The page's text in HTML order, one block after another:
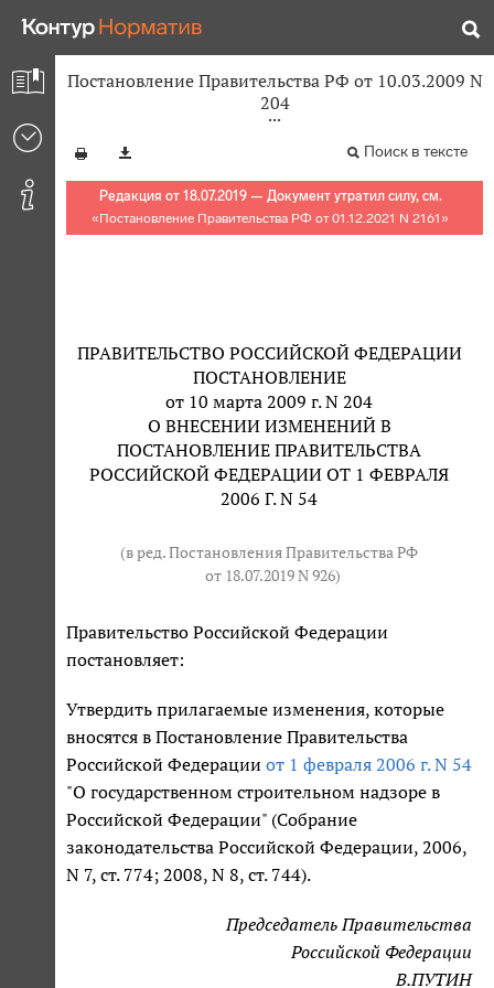
Постановление Правительства РФ от 10.03.2009 N
204
Поиск в тексте
Редакция от 18.07.2019 — Документ утратил силу, см.
«Постановление Правительства РФ от 01.12.2021 N 2161 »
ПРАВИТЕЛЬСТВО РОССИЙСКОЙ ФЕДЕРАЦИИ
ПОСТАНОВЛЕНИЕ
от 10 марта 2009 г. N 204
О ВНЕСЕНИИ ИЗМЕНЕНИЙ В
ПОСТАНОВЛЕНИЕ ПРАВИТЕЛЬСТВА
РОССИЙСКОЙ ФЕДЕРАЦИИ ОТ 1 ФЕВРАЛЯ
2006 Г. N 54
(в ред. Постановления Правительства РФ
от 18.07.2019 N 926)
Правительство Российской Федерации
постановляет:
Утвердить прилагаемые изменения, которые
вносятся в Постановление Правительства
Российской Федерации от 1 февраля 2006 г. N 54
"О государственном строительном надзоре в
Российской Федерации" (Собрание
законодательства Российской Федерации, 2006,
N 7, ст. 774; 2008, N 8, ст. 744).
Председатель Правительства
Российской Федерации
В.ПУТИН